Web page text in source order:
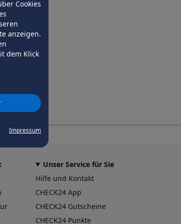
Cookies
anzeigen.
dem Klick
Impressum
Unser Service für Sie
Hilfe und Kontakt
CHECK24 App
CHECK24 Gutscheine
CHECK24 Punkte